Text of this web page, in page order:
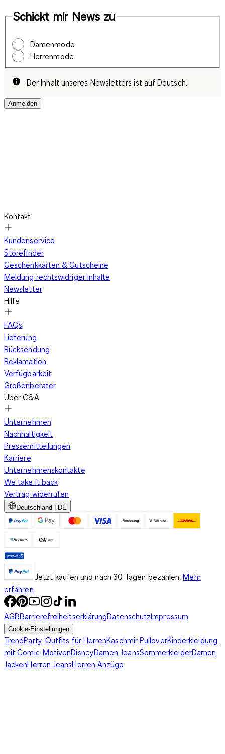
Schickt mir News zu
Damenmode
Herrenmode
Der Inhalt unseres Newsletters ist auf Deutsch.
Anmelden
Kontakt
Kundenservice
Storefinder
Geschenkkarten & Gutscheine
Meldung rechtswidriger Inhalte
Newsletter
Hilfe
FAQs
Lieferung
Rücksendung
Reklamation
Verfügbarkeit
Größenberater
Über C&A
Unternehmen
Nachhaltigkeit
Pressemitteilungen
Karriere
Unternehmenskontakte
We take it back
Vertrag widerrufen
Deutschland | DE
Jetzt kaufen und nach 30 Tagen bezahlen. Mehr
erfahren
AGBBarrierefreiheitserklärungDatenschutzImpressum
Cookie-Einstellungen
TrendParty-Outfits für HerrenKaschmir PulloverKinderkleidung
mit Comic-MotivenDisneyDamen JeansSommerkleiderDamen
JackenHerren JeansHerren Anzüge